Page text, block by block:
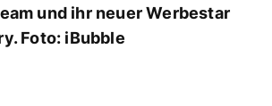
und ihr neuer Werbestar
Foto: iBubble